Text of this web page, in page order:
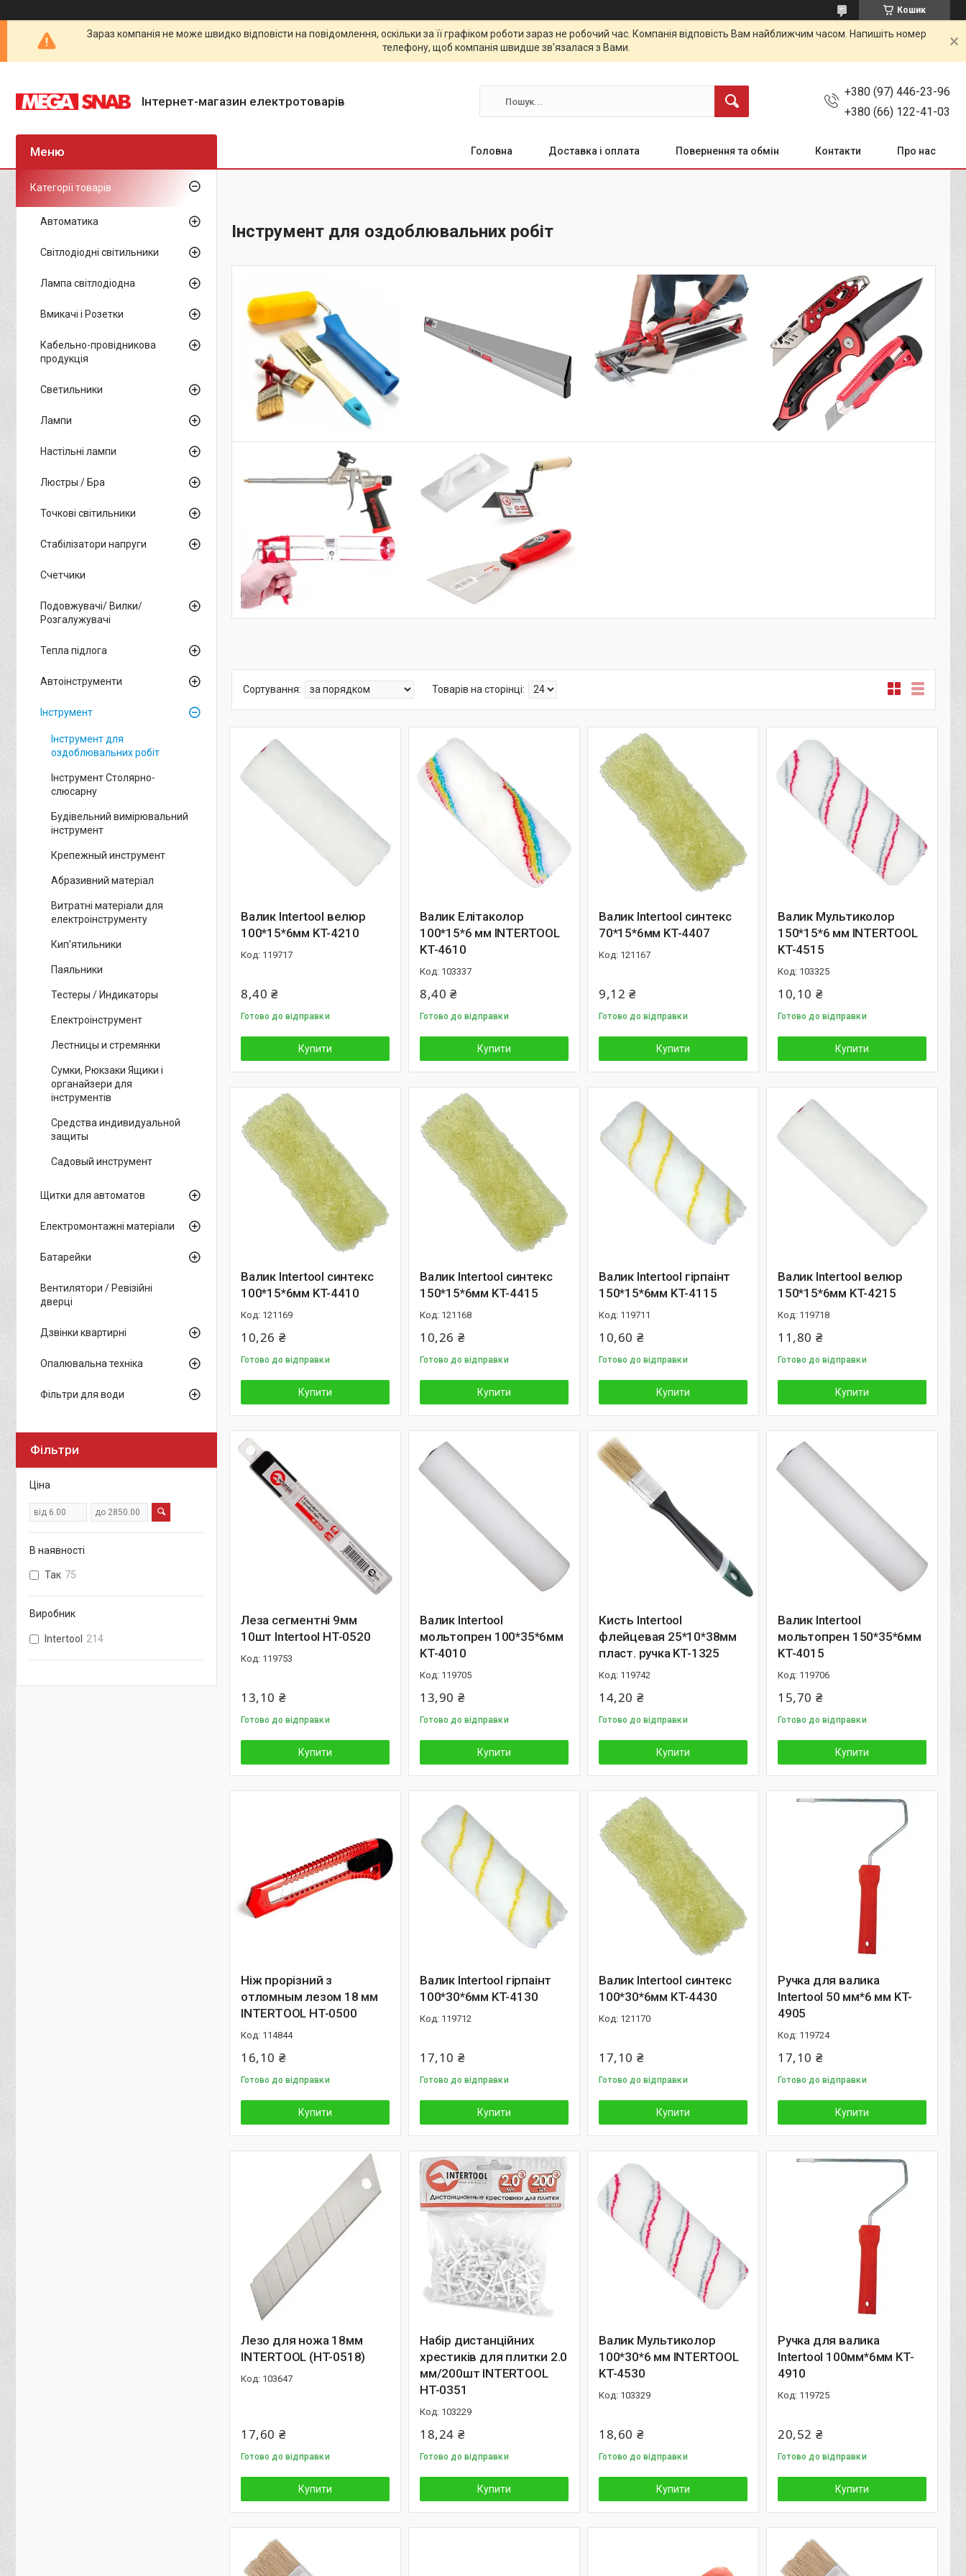
Кошик
Зараз компанія не може швидко відповісти на повідомлення, оскільки за її графіком роботи зараз не робочий час. Компанія відповість Вам найближчим часом. Напишіть номер
телефону, щоб компанія швидше зв'язалася з Вами.
Інтернет-магазин електротоварів
+380 (97) 446-23-96
+380 (66) 122-41-03
Головна Доставка і оплата Повернення та обмін Контакти Про нас
Інструмент для оздоблювальних робіт
Валик Intertool велюр
100*15*6мм KT-4210
119717
8,40 ₴
Готово до відправки
Купити
Валик Елітаколор
100*15*6 мм INTERTOOL
KT-4610
103337
8,40 ₴
Готово до відправки
Купити
Валик Intertool синтекс
70*15*6мм KT-4407
121167
9,12 ₴
Готово до відправки
Купити
Валик Мультиколор
150*15*6 мм INTERTOOL
KT-4515
103325
10,10 ₴
Готово до відправки
Купити
Валик Intertool синтекс
100*15*6мм KT-4410
121169
10,26 ₴
Готово до відправки
Купити
Валик Intertool синтекс
150*15*6мм KT-4415
121168
10,26 ₴
Готово до відправки
Купити
Валик Intertool гірпаінт
150*15*6мм KT-4115
119711
10,60 ₴
Готово до відправки
Купити
Валик Intertool велюр
150*15*6мм KT-4215
119718
11,80 ₴
Готово до відправки
Купити
Леза сегментні 9мм
10шт Intertool HT-0520
119753
13,10 ₴
Готово до відправки
Купити
Валик Intertool
мольтопрен 100*35*6мм
KT-4010
119705
13,90 ₴
Готово до відправки
Купити
Кисть Intertool
флейцевая 25*10*38мм
пласт. ручка KT-1325
119742
14,20 ₴
Готово до відправки
Купити
Валик Intertool
мольтопрен 150*35*6мм
KT-4015
119706
15,70 ₴
Готово до відправки
Купити
Ніж прорізний з
отломным лезом 18 мм
INTERTOOL HT-0500
114844
16,10 ₴
Готово до відправки
Купити
Валик Intertool гірпаінт
100*30*6мм KT-4130
119712
17,10 ₴
Готово до відправки
Купити
Валик Intertool синтекс
100*30*6мм KT-4430
121170
17,10 ₴
Готово до відправки
Купити
Ручка для валика
Intertool 50 мм*6 мм KT-
4905
119724
17,10 ₴
Готово до відправки
Купити
Лезо для ножа 18мм
INTERTOOL (HT-0518)
103647
17,60 ₴
Готово до відправки
Купити
Набір дистанційних
хрестиків для плитки 2.0
мм/200шт INTERTOOL
HT-0351
103229
18,24 ₴
Готово до відправки
Купити
Валик Мультиколор
100*30*6 мм INTERTOOL
KT-4530
103329
18,60 ₴
Готово до відправки
Купити
Ручка для валика
Intertool 100мм*6мм KT-
4910
119725
20,52 ₴
Готово до відправки
Купити
Категорії товарів
Автоматика
Світлодіодні світильники
Лампа світлодіодна
Вмикачі і Розетки
Кабельно-провідникова
продукція
Светильники
Лампи
Настільні лампи
Люстры / Бра
Точкові світильники
Стабілізатори напруги
Счетчики
Подовжувачі/ Вилки/
Розгалужувачі
Тепла підлога
Автоінструменти
Інструмент
Інструмент для
оздоблювальних робіт
Інструмент Столярно-
слюсарну
Будівельний вимірювальний
інструмент
Крепежный инструмент
Абразивний матеріал
Витратні матеріали для
електроінструменту
Кип'ятильники
Паяльники
Тестеры / Индикаторы
Електроінструмент
Лестницы и стремянки
Сумки, Рюкзаки Ящики і
органайзери для
інструментів
Средства индивидуальной
защиты
Садовый инструмент
Щитки для автоматов
Електромонтажні матеріали
Батарейки
Вентилятори / Ревізійні
дверці
Дзвінки квартирні
Опалювальна техніка
Фільтри для води
Фільтри
Ціна
В наявності
Так 75
Виробник
Intertool 214